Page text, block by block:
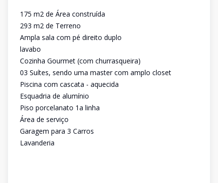
175 m2 de Área construída
293 m2 de Terreno
Ampla sala com pé direito duplo
lavabo
Cozinha Gourmet (com churrasqueira)
03 Suítes, sendo uma master com amplo closet
Piscina com cascata - aquecida
Esquadria de alumínio
Piso porcelanato 1a linha
Área de serviço
Garagem para 3 Carros
Lavanderia